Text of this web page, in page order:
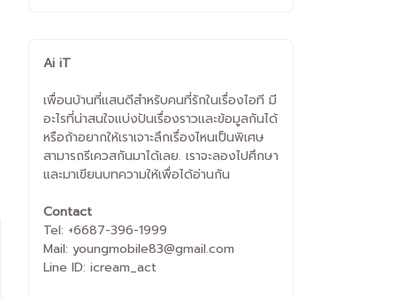
Ai iT
เพื่อนบ้านที่แสนดีสำหรับคนที่รักในเรื่องไอที มี
อะไรที่น่าสนใจแบ่งปันเรื่องราวและข้อมูลกันได้
หรือถ้าอยากให้เราเจาะลึกเรื่องไหนเป็นพิเศษ
สามารถรีเควสกันมาได้เลย. เราจะลองไปศึกษา
และมาเขียนบทความให้เพื่อได้อ่านกัน
Contact
Tel: +6687-396-1999
Mail: youngmobile83@gmail.com
Line ID: icream_act